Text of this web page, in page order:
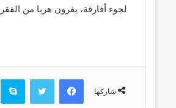
لجوء أفارقة، يفرون هربا من
شاركها
فيسبوك تويتر